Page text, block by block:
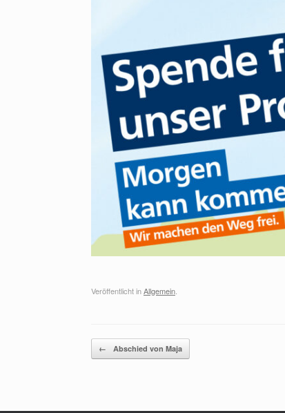
Veröffentlicht inAllgemein.
Beitragsnavigation
← Abschied von Maja